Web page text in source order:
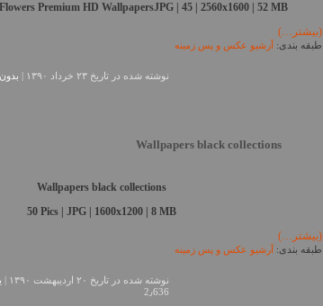
Premium HD WallpapersJPG | 45 | 2560x1600 | 52 MB
(بیشتر…)
طبقه بندی: آرشیو عکس و پس زمینه
نوشته شده در تاريخ ۲۳ خرداد ۱۳۹۰ |
Wallpapers black collections
Wallpapers black collections
50 Pics | JPG | 1600x1200 | 8 MB
(بیشتر…)
طبقه بندی: آرشیو عکس و پس زمینه
نوشته شده در تاريخ ۲۰ اردیبهشت ۱۳۹۰ |
2٫636